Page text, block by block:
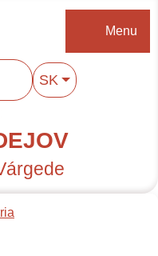
Menu
Hľadať
SKSlovensky